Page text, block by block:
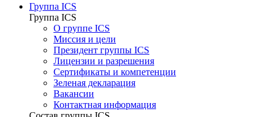
Группа ICS
Группа ICS
О группе ICS
Миссия и цели
Президент группы ICS
Лицензии и разрешения
Сертификаты и компетенции
Зеленая декларация
Вакансии
Контактная информация